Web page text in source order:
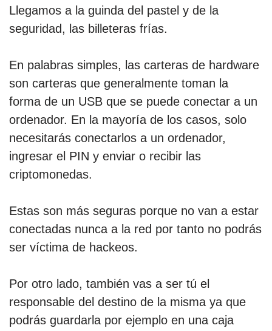
Llegamos a la guinda del pastel y de la
seguridad, las billeteras frías.
En palabras simples, las carteras de hardware
son carteras que generalmente toman la
forma de un USB que se puede conectar a un
ordenador. En la mayoría de los casos, solo
necesitarás conectarlos a un ordenador,
ingresar el PIN y enviar o recibir las
criptomonedas.
Estas son más seguras porque no van a estar
conectadas nunca a la red por tanto no podrás
ser víctima de hackeos.
Por otro lado, también vas a ser tú el
responsable del destino de la misma ya que
podrás guardarla por ejemplo en una caja